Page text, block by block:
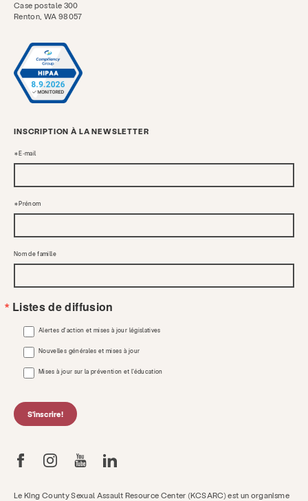
Case postale 300
Renton, WA 98057
Le King County Sexual Assault Resource Center (KCSARC) est un organisme
INSCRIPTION À LA NEWSLETTER
E-mail
Prénom
Nom de famille
Listes de diffusion
Alertes d'action et mises à jour législatives
Nouvelles générales et mises à jour
Mises à jour sur la prévention et l'éducation
S'inscrire!